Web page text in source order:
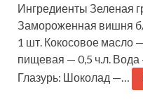
Ингредиенты Зеленая
Замороженная вишня
1 шт. Кокосовое масло
пищевая — 0,5 ч.л. Вода
Глазурь: Шоколад —…